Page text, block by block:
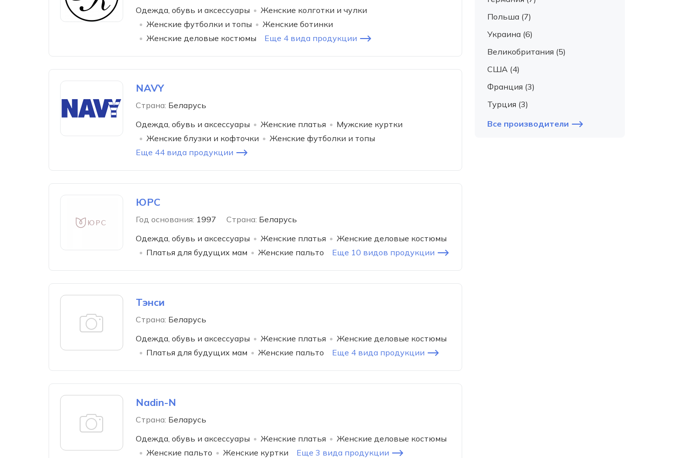
Одежда, обувь и аксессуары
Женские колготки и чулки
Женские футболки и топы
Женские ботинки
Женские деловые костюмы
Еще 4 вида продукции
NAVY
Страна: Беларусь
Одежда, обувь и аксессуары
Женские платья
Мужские куртки
Женские блузки и кофточки
Женские футболки и топы
Еще 44 вида продукции
ЮРС
Год основания: 1997 Страна: Беларусь
Одежда, обувь и аксессуары
Женские платья
Женские деловые костюмы
Платья для будущих мам
Женские пальто Еще 10 видов продукции
Тэнси
Страна: Беларусь
Одежда, обувь и аксессуары
Женские платья
Женские деловые костюмы
Платья для будущих мам
Женские пальто Еще 4 вида продукции
Nadin-N
Страна: Беларусь
Одежда, обувь и аксессуары
Женские платья
Женские деловые костюмы
Женские пальто
Женские куртки Еще 3 вида продукции
Польша (7)
Украина (6)
Великобритания (5)
США (4)
Франция (3)
Турция (3)
Все производители